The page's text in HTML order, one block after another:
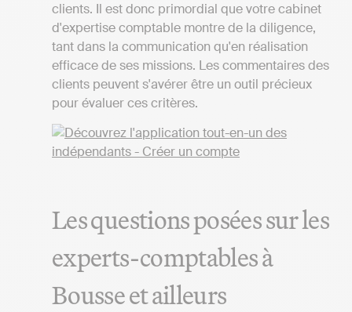
clients. Il est donc primordial que votre cabinet
d'expertise comptable montre de la diligence,
tant dans la communication qu'en réalisation
efficace de ses missions. Les commentaires des
clients peuvent s'avérer être un outil précieux
pour évaluer ces critères.
Les questions posées sur les
experts-comptables à
Bousse et ailleurs